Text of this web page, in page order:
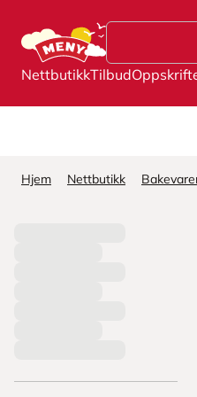
NettbutikkTilbud
Hjem Nettbutikk